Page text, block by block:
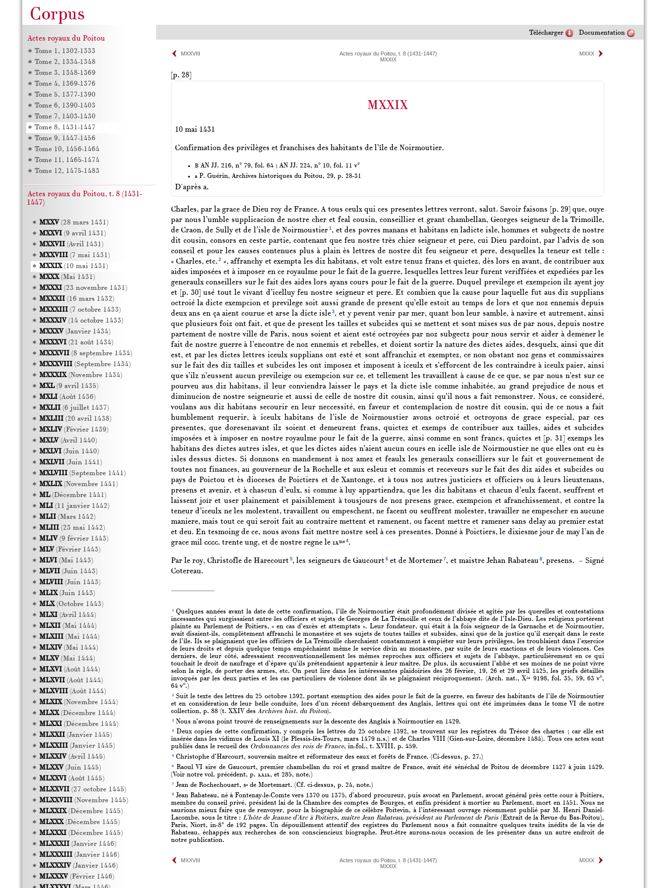
Documentation
Télécharger
MXXVIII MXXX
Actes royaux du Poitou, t. 8 (1431-1447)
MXXIX
[p. 28]
MXXIX
10 mai 1431
Confirmation des privilèges et franchises des habitants de l’île de Noirmoutier.
B AN JJ. 216, n° 79, fol. 64 ; AN JJ. 224, n° 10, fol. 11 v°
aP. Guérin,Archives historiques du Poitou, 29, p. 28-31
D'après a.
Charles, par la grace de Dieu roy de France. A tous ceulx qui ces presentes lettres verront, salut. Savoir faisons [p. 29] que, ouye
par nous l’umble supplicacion de nostre cher et feal cousin, conseillier et grant chambellan, Georges seigneur de la Trimoïlle,
de Craon, de Sully et de l’isle de Noirmoustier 1, et des povres manans et habitans en ladicte isle, hommes et subgectz de nostre
dit cousin, consors en ceste partie, contenant que feu nostre très chier seigneur et pere, cui Dieu pardoint, par l’advis de son
conseil et pour les causes contenues plus à plain ès lettres de nostre dit feu seigneur et pere, desquelles la teneur est telle :
« Charles, etc. 2 », affranchy et exempta les diz habitans, et volt estre tenuz frans et quictez, dès lors en avant, de contribuer aux
aides imposées et à imposer en ce royaulme pour le fait de la guerre, lesquelles lettres leur furent veriffiées et expediées par les
generaulx conseillers sur le fait des aides lors ayans cours pour le fait de la guerre. Duquel previlege et exempcion ilz ayent joy
et
[p. 30] usé tout le vivant d’icelluy feu nostre seigneur et pere. Et combien que la cause pour laquelle fut aus diz supplians
octroié la dicte exempcion et previlege soit aussi grande de present qu’elle estoit au temps de lors et que noz ennemis depuis
deux ans en ça aient courue et arse la dicte isle 3, et y pevent venir par mer, quant bon leur samble, à navire et autrement, ainsi
que plusieurs foiz ont fait, et que de present les tailles et subcides qui se mettent et sont mises sus de par nous, depuis nostre
partement de nostre ville de Paris, nous soient et aient esté octroyées par noz subgectz pour nous servir et aider à demener le
fait de nostre guerre à l’encontre de noz ennemis et rebelles, et doient sortir la nature des dictes aides, desquelx, ainsi que dit
est, et par les dictes lettres iceulx supplians ont esté et sont affranchiz et exemptez, ce non obstant noz gens et commissaires
sur le fait des diz tailles et subcides les ont imposez et imposent à iceulx et s’efforcent de les contraindre à iceulx paier, ainsi
que s’ilz n’eussent aucun previleige ou exempcion sur ce, et tellement les travaillent à cause de ce que, se par nous n’est sur ce
pourveu aus diz habitans, il leur conviendra laisser le pays et la dicte isle comme inhabitée, au grand prejudice de nous et
diminucion de nostre seigneurie et aussi de celle de nostre dit cousin, ainsi qu’il nous a fait remonstrer. Nous, ce consideré,
voulans aus diz habitans secourir en leur neccessité, en faveur et contemplacion de nostre dit cousin, qui de ce nous a fait
humblement requerir, à iceulx habitans de l’isle de Noirmoustier avons octroié et octroyons de grace especial, par ces
presentes, que doresenavant ilz soient et demeurent frans, quictez et exemps de contribuer aux tailles, aides et subcides
imposées et à imposer en nostre royaulme pour le fait de la guerre, ainsi comme en sont francs, quictes et
[p. 31]
exemps les
habitans des dictes autres isles, et que les dictes aides n’aient aucun cours en icelle isle de Noirmoustier ne que elles ont eu ès
isles dessus dictes. Si donnons en mandement à noz amez et feaulx les generaulx conseilliers sur le fait et gouvernement de
toutes noz finances, au gouverneur de la Rochelle et aux esleuz et commis et receveurs sur le fait des diz aides et subcides ou
pays de Poictou et ès dioceses de Poictiers et de Xantonge, et à tous noz autres justiciers et officiers ou à leurs lieuxtenans,
presens et avenir, et à chascun d’eulx, si comme à luy appartiendra, que les diz habitans et chacun d’eulx facent, seuffrent et
laissent joïr et user plainement et paisiblement à tousjours de noz presens grace, exempcion et afranchissement, et contre la
teneur d’iceulx ne les molestent, travaillent ou empeschent, ne facent ou seuffrent molester, travailler ne empescher en aucune
maniere, mais tout ce qui seroit fait au contraire mettent et ramenent, ou facent mettre et ramener sans delay au premier estat
et deu. En tesmoing de ce, nous avons fait mettre nostre seel à ces presentes. Donné à Poictiers, le dixiesme jour de may l’an de
grace mil cccc. trente ung, et de nostre regne le ixme 4.
Par le roy, Christofle de Harecourt 5, les seigneurs de Gaucourt 6et de Mortemer 7, et maistre Jehan Rabateau 8, presens. — Signé
Cotereau.
1Quelques années avant la date de cette confirmation, l’île de Noirmoutier était profondément divisée et agitée par les querelles et contestations
incessantes qui surgissaient entre les officiers et sujets de Georges de La Trémoïlle et ceux de l’abbaye dite de l’Isle-Dieu. Les religieux portèrent
plainte au Parlement de Poitiers, « en cas d’excès et attemptats ». Leur fondateur, qui était à la fois seigneur de la Garnache et de Noirmoutier,
avait disaient-ils, complètement affranchi le monastère et ses sujets de toutes tailles et subsides, ainsi que de la justice qu’il exerçait dans le reste
de l’île. Ils se plaignaient que les officiers de La Trémoïlle cherchaient constamment à empiéter sur leurs privilèges, les troublaient dans l’exercice
de leurs droits et depuis quelque temps empêchaient même le service divin au monastère, par suite de leurs exactions et de leurs violences. Ces
derniers, de leur côté, adressaient reconventionnellement les mêmes reproches aux officiers et sujets de l’abbaye, particulièrement en ce qui
touchait le droit de naufrage et d’épave qu’ils prétendaient appartenir à leur maître. De plus, ils accusaient l’abbé et ses moines de ne point vivre
selon la règle, de porter des armes, etc. On peut lire dans les intéressantes plaidoiries des 26 février, 19, 26 et 29 avril 1425, les griefs détaillés
invoqués par les deux parties et les cas particuliers de violence dont ils se plaignaient réciproquement. (Arch. nat., X1a
9198, fol. 35, 59, 63 v°,
64 v°.)
2Suit le texte des lettres du 25 octobre 1392, portant exemption des aides pour le fait de la guerre, en faveur des habitants de l’île de Noirmoutier
et en considération de leur belle conduite, lors d’un récent débarquement des Anglais, lettres qui ont été imprimées dans le tome VI de notre
collection, p. 88 (t. XXIV des Archives hist. du Poitou).
3Nous n’avons point trouvé de renseignements sur la descente des Anglais à Noirmoutier en 1429.
4Deux copies de cette confirmation, y compris les lettres du 25 octobre 1392, se trouvent sur les registres du Trésor des chartes ; car elle est
insérée dans les vidimus de Louis XI (le Plessis-lès-Tours, mars 1479 n.s.) et de Charles VIII (Gien-sur-Loire, décembre 1484). Tous ces actes sont
publiés dans le recueil des Ordonnances des rois de France, in-fol., t. XVIII, p. 459.
5Christophe d’Harcourt, souverain maître et réformateur des eaux et forêts de France. (Ci-dessus, p. 27.)
6Raoul VI sire de Gaucourt, premier chambellan du roi et grand maître de France, avait été sénéchal de Poitou de décembre 1427 à juin 1429.
(Voir notre vol. précédent, p. xxix, et 285, note.)
7Jean de Rochechouart, srde Mortemart. (Cf. ci-dessus, p. 24, note.)
8Jean Rabateau, né à Fontenay-le-Comte vers 1370 ou 1375, d’abord procureur, puis avocat en Parlement, avocat général près cette cour à Poitiers,
membre du conseil privé, président lai de la Chambre des comptes de Bourges, et enfin président à mortier au Parlement, mort en 1451. Nous ne
saurions mieux faire que de renvoyer, pour la biographie de ce célèbre Poitevin, à l’intéressant ouvrage récemment publié par M. Henri Daniel-
Lacombe, sous le titre : L’hôte de Jeanne d’Arc à Poitiers, maître Jean Rabateau, président au Parlement de Paris (Extrait de la Revue du Bas-Poitou),
Paris, Niort, in-8° de 192 pages. Un dépouillement attentif des registres du Parlement nous a fait connaître quelques traits inédits de la vie de
Rabateau, échappés aux recherches de son consciencieux biographe. Peut-être aurons-nous occasion de les présenter dans un autre endroit de
notre publication.
MXXVIII MXXX
Actes royaux du Poitou, t. 8 (1431-1447)
MXXIX
Actes royaux du Poitou
Tome 1, 1302-1333
Tome 2, 1334-1348
Tome 3, 1348-1369
Tome 4, 1369-1376
Tome 5, 1377-1390
Tome 6, 1390-1403
Tome 7, 1403-1430
Tome 8, 1431-1447
Tome 9, 1447-1456
Tome 10, 1456-1464
Tome 11, 1465-1474
Tome 12, 1475-1483
Actes royaux du Poitou, t. 8 (1431-
1447)
MXXV(28 mars 1431)
MXXVI(9 avril 1431)
MXXVII(Avril 1431)
MXXVIII(7 mai 1431)
MXXIX(10 mai 1431)
MXXX(Mai 1431)
MXXXI(23 novembre 1431)
MXXXII(16 mars 1432)
MXXXIII(7 octobre 1433)
MXXXIV(14 octobre 1433)
MXXXV(Janvier 1434)
MXXXVI(21 août 1434)
MXXXVII(8 septembre 1434)
MXXXVIII(Septembre 1434)
MXXXIX(Novembre 1434)
MXL(9 avril 1435)
MXLI(Août 1436)
MXLII(6 juillet 1437)
MXLIII(20 avril 1438)
MXLIV(Février 1439)
MXLV(Avril 1440)
MXLVI(Juin 1440)
MXLVII(Juin 1441)
MXLVIII(Septembre 1441)
MXLIX(Novembre 1441)
ML(Décembre 1441)
MLI(11 janvier 1442)
MLII(Mars 1442)
MLIII(23 mai 1442)
MLIV(9 février 1443)
MLV(Février 1443)
MLVI(Mai 1443)
MLVII(Juin 1443)
MLVIII(Juin 1443)
MLIX(Juin 1443)
MLX(Octobre 1443)
MLXI(Avril 1444)
MLXII(Mai 1444)
MLXIII(Mai 1444)
MLXIV(Mai 1444)
MLXV(Mai 1444)
MLXVI(Août 1444)
MLXVII(Août 1444)
MLXVIII(Août 1444)
MLXIX(Novembre 1444)
MLXX(Décembre 1444)
MLXXI(Décembre 1444)
MLXXII(Janvier 1445)
MLXXIII(Janvier 1445)
MLXXIV(Avril 1445)
MLXXV(Juin 1445)
MLXXVI(Août 1445)
MLXXVII(27 octobre 1445)
MLXXVIII(Novembre 1445)
MLXXIX(Décembre 1445)
MLXXX(Décembre 1445)
MLXXXI(Décembre 1445)
MLXXXII(Janvier 1446)
MLXXXIII(Janvier 1446)
MLXXXIV(Janvier 1446)
MLXXXV(Février 1446)